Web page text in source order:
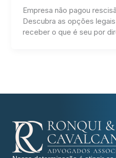
Empresa não pagou
Descubra as opções
receber o que é seu por